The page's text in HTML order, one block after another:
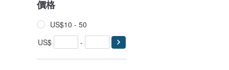
價格
US$10 - 50
US$
-